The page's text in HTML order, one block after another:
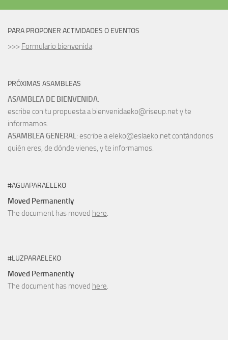
PARA PROPONER ACTIVIDADES O EVENTOS
>>> Formulario bienvenida
PRÓXIMAS ASAMBLEAS
ASAMBLEA DE BIENVENIDA:
escribe con tu propuesta a bienvenidaeko@riseup.net y te
informamos.
ASAMBLEA GENERAL: escribe a eleko@eslaeko.net contándonos
quién eres, de dónde vienes, y te informamos.
#AGUAPARAELEKO
Moved Permanently
The document has moved here.
#LUZPARAELEKO
Moved Permanently
The document has moved here.